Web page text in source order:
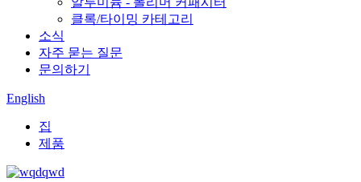
클록/타이밍 카테고리
소식
자주 묻는 질문
문의하기
English
집
제품